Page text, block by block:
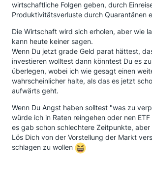
wirtschaftliche Folgen geben, durch
Produktivitätsverluste durch Quarantänen
Die Wirtschaft wird sich erholen, aber wie
kann heute keiner sagen.
Wenn Du jetzt grade Geld parat hättest,
investieren wolltest dann könntest Du es
überlegen, wobei ich wie gesagt einen
wahrscheinlicher halte, als das es jetzt
aufwärts geht.
Wenn Du Angst haben solltest "was zu
würde ich in Raten reingehen oder nen
es gab schon schlechtere Zeitpunkte, aber
Lös Dich von der Vorstellung der Markt
schlagen zu wollen